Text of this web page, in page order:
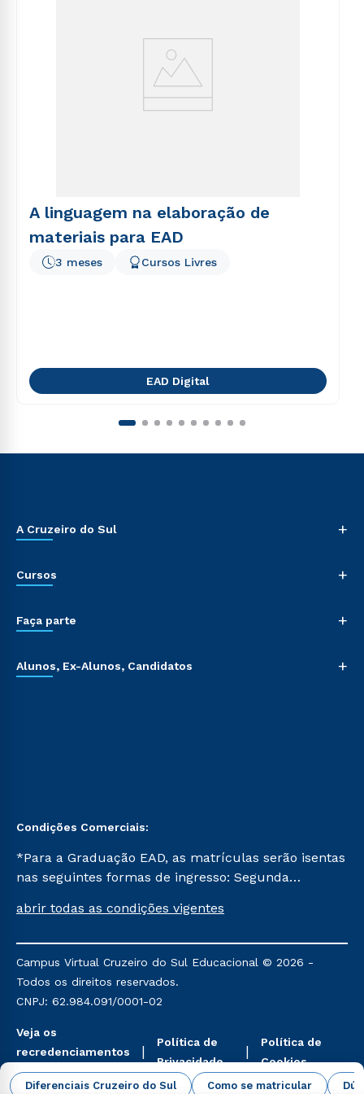
Diferenciais Cruzeiro do Sul Como se matricular
A linguagem na elaboração de
materiais para EAD
3 meses Cursos Livres
EAD Digital
A Cruzeiro do Sul +
Cursos +
Faça parte +
Alunos, Ex-Alunos, Candidatos +
Condições Comerciais:
*Para a Graduação EAD, as matrículas serão isentas
nas seguintes formas de ingresso: Segunda
Já para as demais, a taxa de matrícula será de R$
mencionadas são referentes aos cursos: Ensino
Religioso, Geografia para a Docência e Metodologia
do Ensino de História: Questões Atuais.
abrir todas as condições vigentes
Campus Virtual Cruzeiro do Sul Educacional © 2026 -
Todos os direitos reservados.
CNPJ: 62.984.091/0001-02
Veja os
recredenciamentos
aqui
Política de
Privacidade
Política de
Cookies